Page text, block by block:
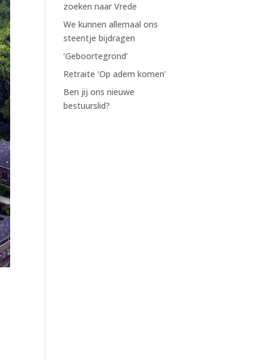
zoeken naar Vrede
We kunnen allemaal ons
steentje bijdragen
‘Geboortegrond’
Retraite ‘Op adem komen’
Ben jij ons nieuwe
bestuurslid?